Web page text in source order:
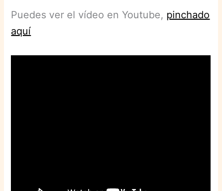
Puedes ver el vídeo en Youtube, pinchado
aquí